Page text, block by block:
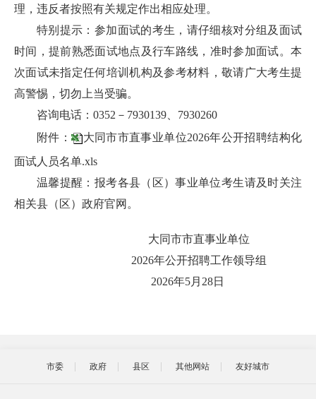
理，违反者按照有关规定作出相应处理。
特别提示：参加面试的考生，请仔细核对分组及面试
时间，提前熟悉面试地点及行车路线，准时参加面试。本
次面试未指定任何培训机构及参考材料，敬请广大考生提
高警惕，切勿上当受骗。
咨询电话：0352－7930139、7930260
附件：
大同市市直事业单位2026年公开招聘结构化
面试人员名单.xls
温馨提醒：报考各县（区）事业单位考生请及时关注
相关县（区）政府官网。
大同市市直事业单位
2026年公开招聘工作领导组
‎2026‎年‎5‎月‎28‎日
市委 政府 县区 其他网站 友好城市